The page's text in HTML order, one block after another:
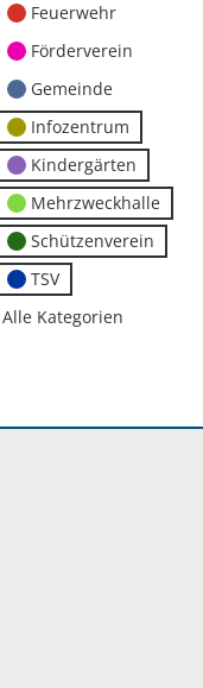
Feuerwehr
Förderverein
Gemeinde
Infozentrum
Kindergärten
Mehrzweckhalle
Schützenverein
TSV
Alle Kategorien